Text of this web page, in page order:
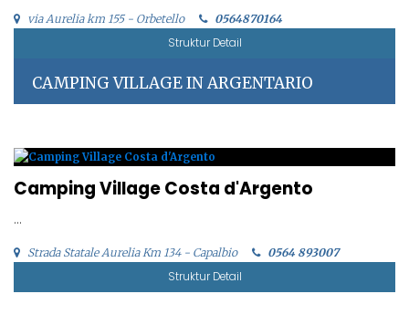
via Aurelia km 155 - Orbetello 0564870164
Struktur Detail
CAMPING VILLAGE IN ARGENTARIO
Camping Village Costa d'Argento
...
Strada Statale Aurelia Km 134 - Capalbio 0564 893007
Struktur Detail